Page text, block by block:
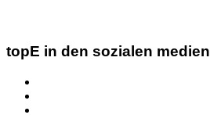
topE in den sozialen medien